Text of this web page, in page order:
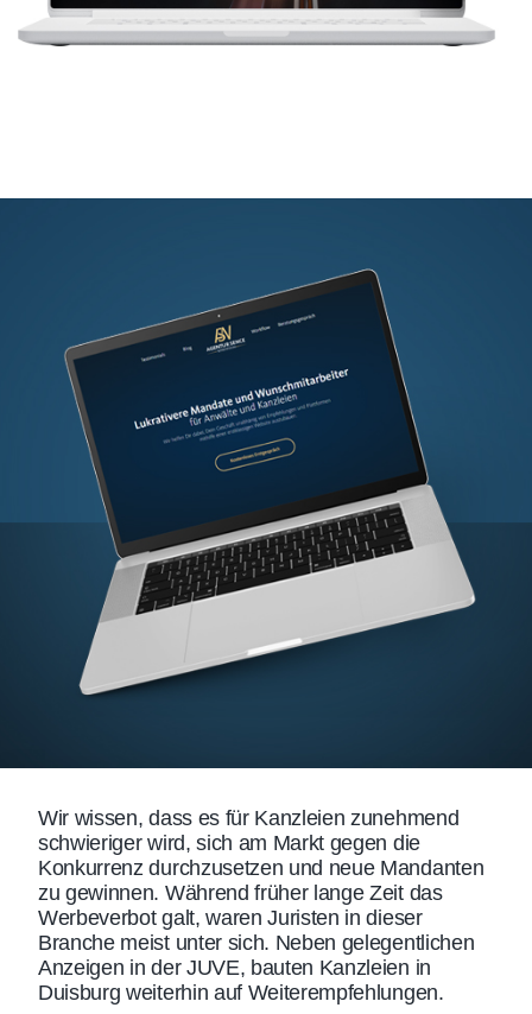
Wir wissen, dass es für Kanzleien zunehmend
schwieriger wird, sich am Markt gegen die
Konkurrenz durchzusetzen und neue Mandanten
zu gewinnen. Während früher lange Zeit das
Werbeverbot galt, waren Juristen in dieser
Branche meist unter sich. Neben gelegentlichen
Anzeigen in der JUVE, bauten Kanzleien in
Duisburg weiterhin auf Weiterempfehlungen.